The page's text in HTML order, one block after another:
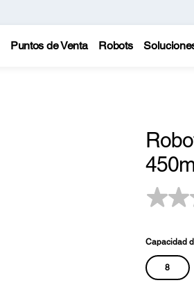
Puntos de Venta Robots
Capacidad
8